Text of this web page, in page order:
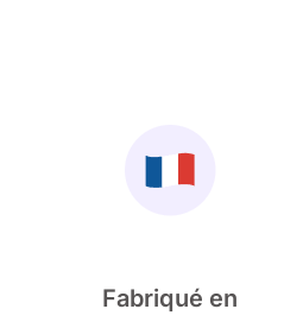
Fabriqué en